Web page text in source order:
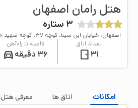
هتل رامان اصفهان
3 ستاره
اصفهان، خیابان ابن سینا، کوچه ۳۷، کوچه شهید حسام زاده
تعداد اتاق
31
فاصله تا راه‌آهن
36 دقیقه
امکانات اتاق‌ ها معرفی هتل